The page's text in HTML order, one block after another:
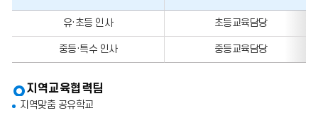
담
전
번
호,
팩
유·초등 인사 초등교육담당
중등·특수 인사 중등교육담당
지역교육협력팀
지역맞춤 공유학교